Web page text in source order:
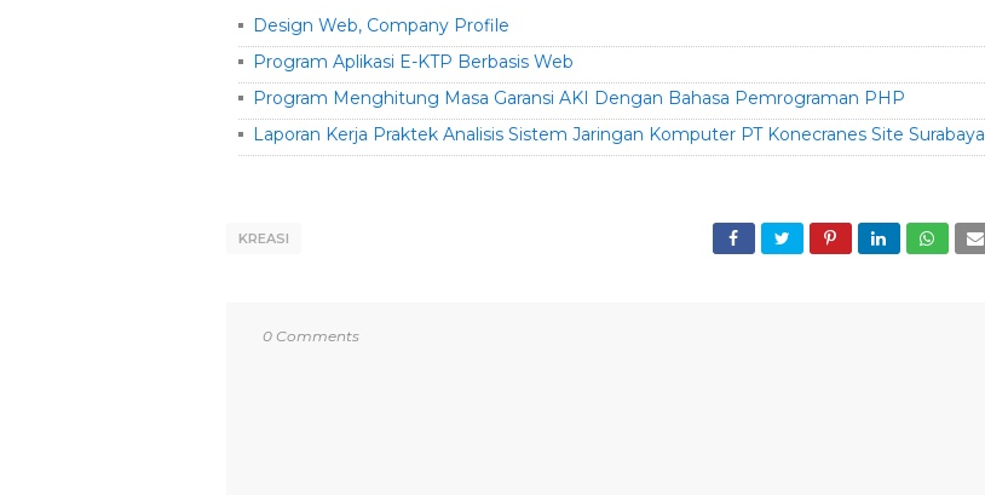
Design Web, Company Profile
Program Aplikasi E-KTP Berbasis Web
Program Menghitung Masa Garansi AKI Dengan Bahasa Pemrograman PHP
Laporan Kerja Praktek Analisis Sistem Jaringan Komputer PT Konecranes Site Surabaya
KREASI
0 Comments